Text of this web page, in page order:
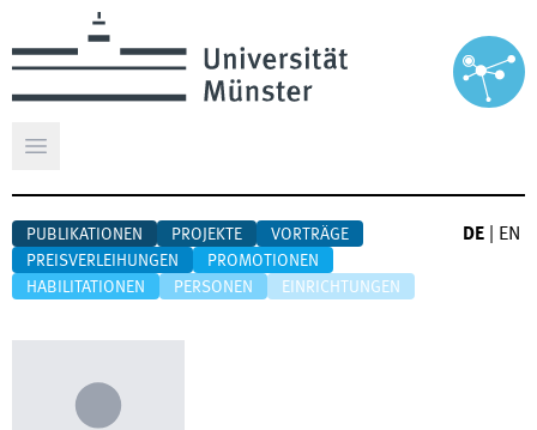
Hauptmenü öffnen
PUBLIKATIONEN PROJEKTE
VORTRÄGE
PREISVERLEIHUNGEN
PROMOTIONEN
HABILITATIONEN
PERSONEN EINRICHTUNGEN
DE EN